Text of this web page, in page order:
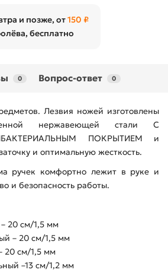
и позже, от150 ₽
бесплатно
0 Вопрос-ответ 0
Лезвия ножей изготовлены
нержавеющей стали С
ПОКРЫТИЕМ и
и оптимальную жесткость.
ручек комфортно лежит в руке и
и безопасность работы.
20 см/1,5 мм
– 20 см/1,5 мм
20 см/1,5 мм
–13 см/1,2 мм